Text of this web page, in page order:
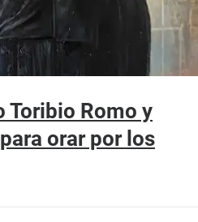
Toribio Romo y
orar por los